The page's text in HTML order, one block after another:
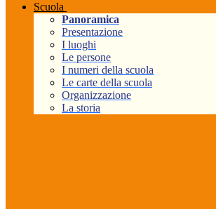
Scuola
Panoramica
Presentazione
I luoghi
Le persone
I numeri della scuola
Le carte della scuola
Organizzazione
La storia